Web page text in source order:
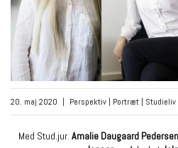
20. maj 2020 | Perspektiv | Portræt | Studieliv
Med Stud.jur. Amalie Daugaard Pedersen